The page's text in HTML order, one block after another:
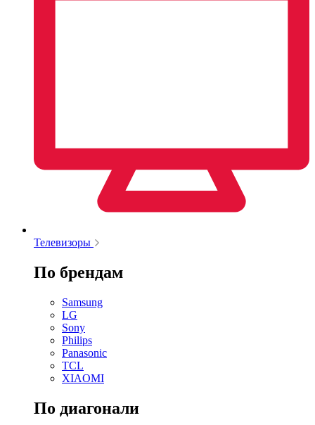
Телевизоры
По брендам
Samsung
LG
Sony
Philips
Panasonic
TCL
XIAOMI
По диагонали